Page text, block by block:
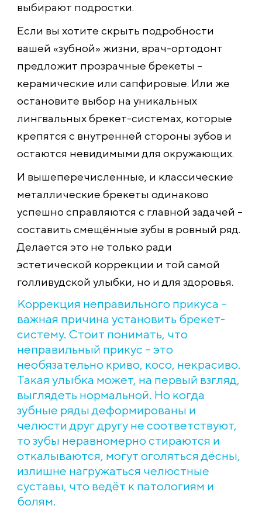
выбирают подростки.
Если вы хотите скрыть подробности
вашей «зубной» жизни, врач-ортодонт
предложит прозрачные брекеты –
керамические или сапфировые. Или же
остановите выбор на уникальных
лингвальных брекет-системах, которые
крепятся с внутренней стороны зубов и
остаются невидимыми для окружающих.
И вышеперечисленные, и классические
металлические брекеты одинаково
успешно справляются с главной задачей –
составить смещённые зубы в ровный ряд.
Делается это не только ради
эстетической коррекции и той самой
голливудской улыбки, но и для здоровья.
Коррекция неправильного прикуса –
важная причина установить брекет-
систему. Стоит понимать, что
неправильный прикус – это
необязательно криво, косо, некрасиво.
Такая улыбка может, на первый взгляд,
выглядеть нормальной. Но когда
зубные ряды деформированы и
челюсти друг другу не соответствуют,
то зубы неравномерно стираются и
откалываются, могут оголяться дёсны,
излишне нагружаться челюстные
суставы, что ведёт к патологиям и
болям.